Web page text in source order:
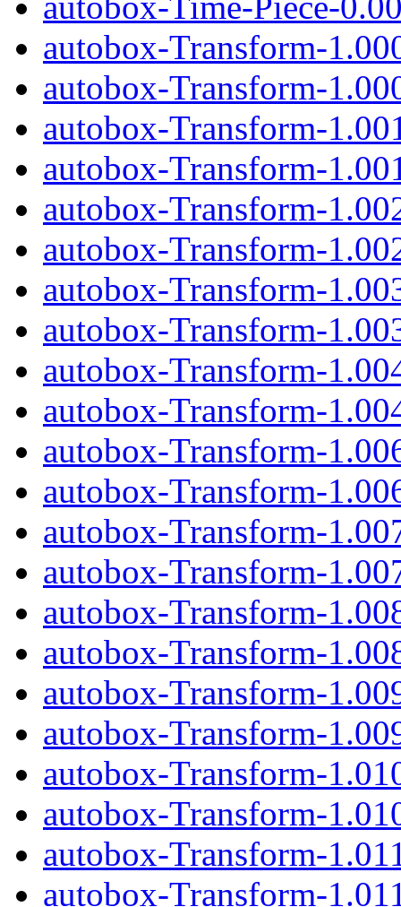
autobox-Transform-
autobox-Transform-
autobox-Transform-
autobox-Transform-
autobox-Transform-
autobox-Transform-
autobox-Transform-
autobox-Transform-
autobox-Transform-
autobox-Transform-
autobox-Transform-
autobox-Transform-
autobox-Transform-
autobox-Transform-
autobox-Transform-
autobox-Transform-
autobox-Transform-
autobox-Transform-
autobox-Transform-
autobox-Transform-
autobox-Transform-
autobox-Transform-